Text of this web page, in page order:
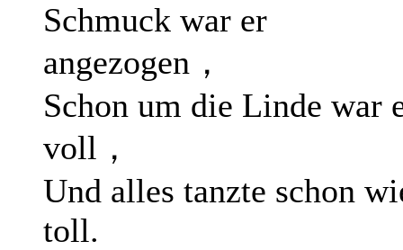
Schmuck war er
angezogen，
Schon um die Linde war
voll，
Und alles tanzte schon
toll.